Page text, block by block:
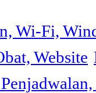
Wi-Fi,
Website